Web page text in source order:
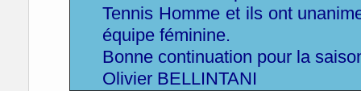
Tennis Homme et ils ont
équipe féminine.
Bonne continuation pour la
Olivier BELLINTANI